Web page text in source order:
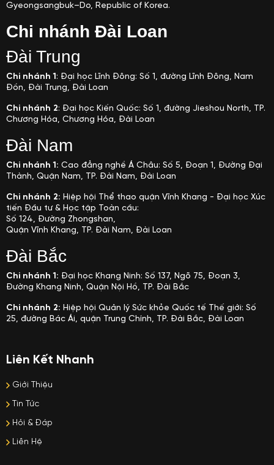
Gyeongsangbuk–Do, Republic of Korea.
Chi nhánh Đài Loan
Đài Trung
Chi nhánh 1: Đại học Lĩnh Đông: Số 1, đường Lĩnh Đông, Nam
Đồn, Đài Trung, Đài Loan
Chi nhánh 2: Đại học Kiến Quốc: Số 1, đường Jieshou North, TP.
Chương Hóa, Chương Hóa, Đài Loan
Đài Nam
Chi nhánh 1: Cao đẳng nghề Á Châu: Số 5, Đoạn 1, Đường Đại
Thành, Quận Nam, TP. Đài Nam, Đài Loan
Chi nhánh 2: Hiệp hội Thể thao quận Vĩnh Khang - Đại học Xúc
tiến Đầu tư & Học tập Toàn cầu:
Số 124, Đường Zhongshan,
Quận Vĩnh Khang, TP. Đài Nam, Đài Loan
Đài Bắc
Chi nhánh 1: Đại học Khang Ninh: Số 137, Ngõ 75, Đoạn 3,
Đường Khang Ninh, Quận Nội Hồ, TP. Đài Bắc
Chi nhánh 2: Hiệp hội Quản lý Sức khỏe Quốc tế Thế giới: Số
25, đường Bác Ái, quận Trung Chính, TP. Đài Bắc, Đài Loan
Liên Kết Nhanh
Giới Thiệu
Tin Tức
Hỏi & Đáp
Liên Hệ